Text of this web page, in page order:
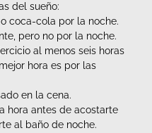
del sueño:
coca-cola por la noche.
pero no por la noche.
al menos seis horas
hora es por las
en la cena.
hora antes de acostarte
al baño de noche.